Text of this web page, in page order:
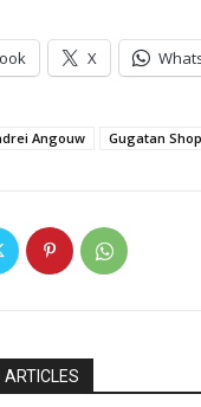
X
Angouw Gugatan
ARTICLES